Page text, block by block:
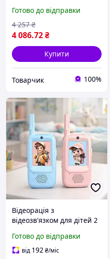
LED-очі та акумулятор
Готово до відправки
4 086.72₴
4 257 ₴
Купити
Товарчик 100%
Відеорація з
відеозв'язком для дітей 2
спілкування та ігор на
свіжому повітрі
Готово до відправки
від 192₴/міс